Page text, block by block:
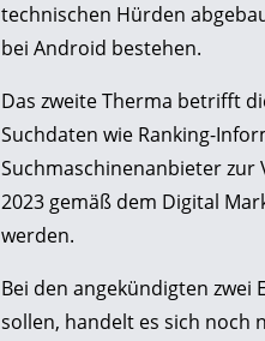
technischen Hürden
bei Android bestehen.
Das zweite Therma betrifft
Suchdaten wie Ranking-
Suchmaschinenanbieter zur
2023 gemäß dem Digital
werden.
Bei den angekündigten zwei
sollen, handelt es sich